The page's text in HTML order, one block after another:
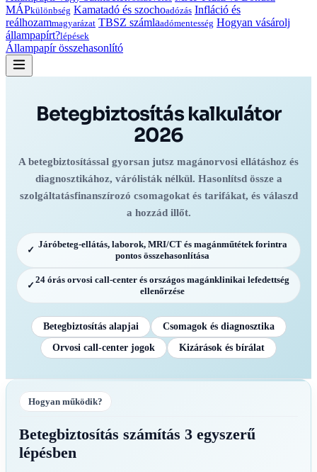
MÁPkülönbség Kamatadó és szochoadózás Infláció és
reálhozammagyarázat TBSZ számlaadómentesség Hogyan vásárolj
állampapírt?lépések
Állampapír összehasonlító
Betegbiztosítás kalkulátor
2026
A betegbiztosítással gyorsan jutsz magánorvosi ellátáshoz és
diagnosztikához, várólisták nélkül. Hasonlítsd össze a
szolgáltatásfinanszírozó csomagokat és tarifákat, és válaszd
a hozzád illőt.
✓
Járóbeteg-ellátás, laborok, MRI/CT és magánműtétek forintra
pontos összehasonlítása
✓
24 órás orvosi call-center és országos magánklinikai lefedettség
ellenőrzése
Betegbiztosítás alapjai
Csomagok és diagnosztika
Orvosi call-center jogok
Kizárások és bírálat
Hogyan működik?
Betegbiztosítás számítás 3 egyszerű
lépésben